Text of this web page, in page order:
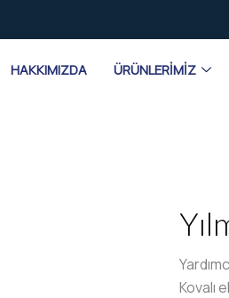
HAKKIMIZDA ÜRÜNLERIMIZ
Kovalı